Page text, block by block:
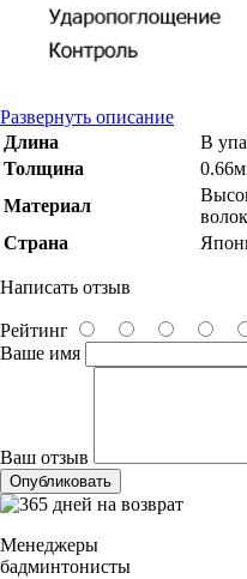
Развернуть описание
Длина
В
Толщина
Материал
Страна
Написать отзыв
Рейтинг
Ваше имя
Ваш отзыв
Опубликовать
Менеджеры
бадминтонисты